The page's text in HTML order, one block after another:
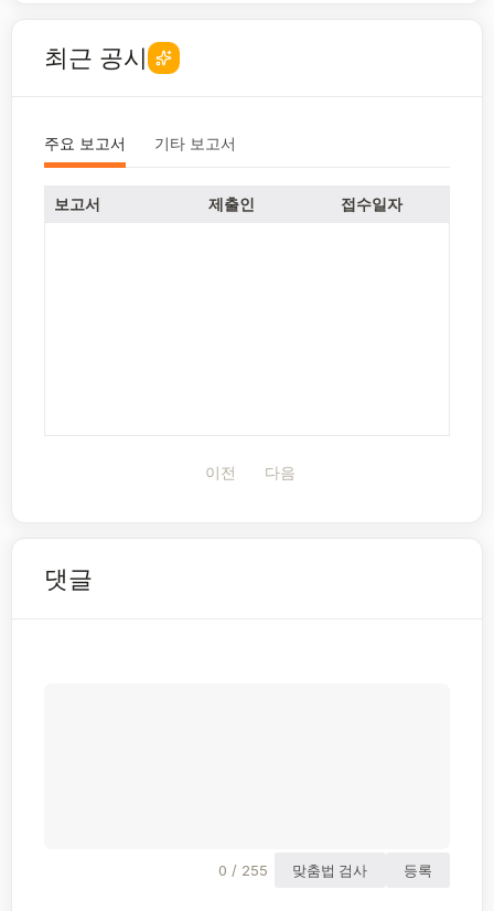
최근 공시
주요 보고서 기타 보고서
보고서 제출인 접수일자
이전 다음
댓글
0 / 255 맞춤법 검사 등록